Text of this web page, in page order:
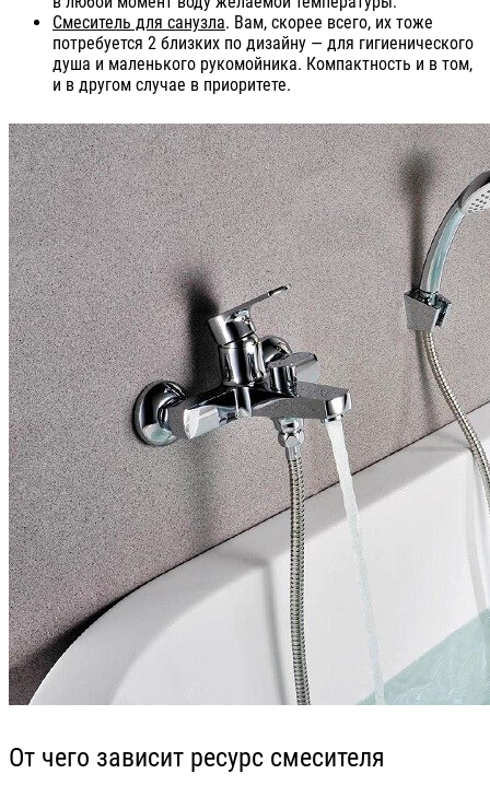
Смеситель для санузла. Вам, скорее всего, их тоже
потребуется 2 близких по дизайну — для гигиенического
душа и маленького рукомойника. Компактность и в том,
и в другом случае в приоритете.
От чего зависит ресурс смесителя